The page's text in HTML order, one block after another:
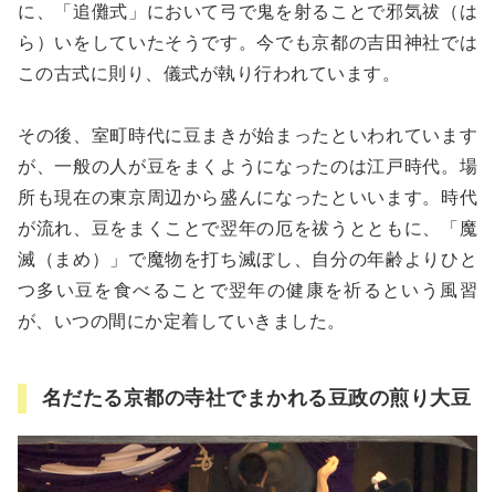
に、「追儺式」において弓で鬼を射ることで邪気祓（は
ら）いをしていたそうです。今でも京都の吉田神社では
この古式に則り、儀式が執り行われています。
その後、室町時代に豆まきが始まったといわれています
が、一般の人が豆をまくようになったのは江戸時代。場
所も現在の東京周辺から盛んになったといいます。時代
が流れ、豆をまくことで翌年の厄を祓うとともに、「魔
滅（まめ）」で魔物を打ち滅ぼし、自分の年齢よりひと
つ多い豆を食べることで翌年の健康を祈るという風習
が、いつの間にか定着していきました。
名だたる京都の寺社でまかれる豆政の煎り大豆